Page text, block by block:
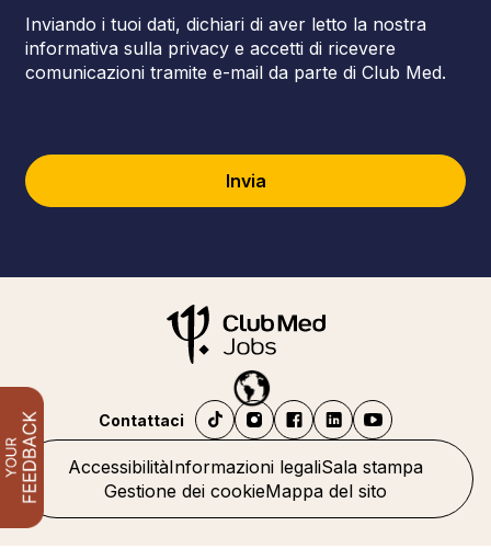
Inviando i tuoi dati, dichiari di aver letto la nostra
informativa sulla privacy e accetti di ricevere
comunicazioni tramite e-mail da parte di Club Med.
Invia
AccessibilitàInformazioni legaliSala stampa
Gestione dei cookieMappa del sito
Contattaci